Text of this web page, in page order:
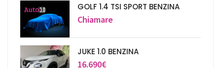
GOLF 1.4 TSI SPORT BENZINA
Chiamare
JUKE 1.0 BENZINA
16.690€